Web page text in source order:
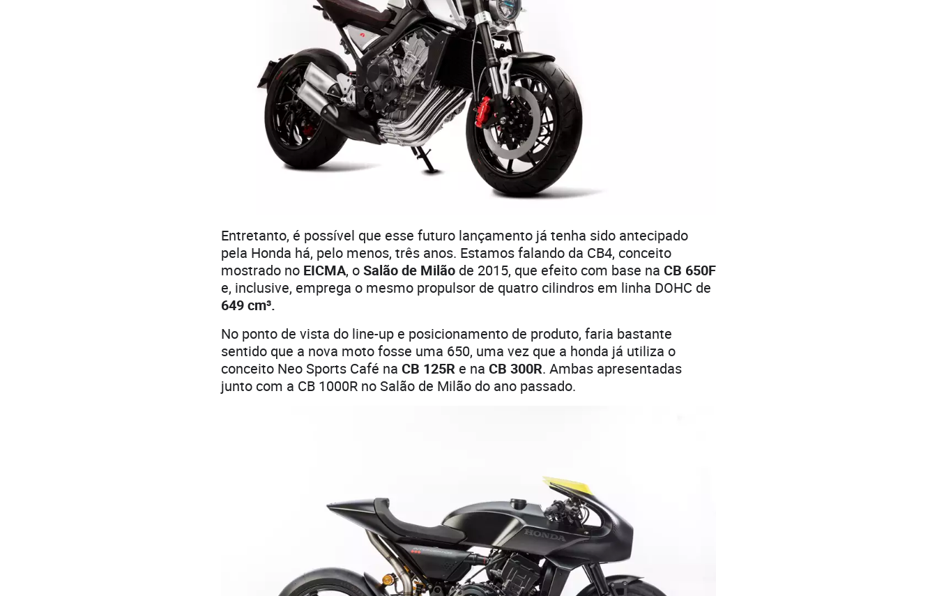
Entretanto, é possível que esse futuro lançamento já tenha sido antecipado
pela Honda há, pelo menos, três anos. Estamos falando da CB4, conceito
mostrado no EICMA, oSalão de Milão de 2015, que efeito com base na CB 650F
e, inclusive, emprega o mesmo propulsor de quatro cilindros em linha DOHC de
649 cm³.
No ponto de vista do line-up e posicionamento de produto, faria bastante
sentido que a nova moto fosse uma 650, uma vez que a honda já utiliza o
conceito Neo Sports Café na CB 125R e na CB 300R. Ambas apresentadas
junto com a CB 1000R no Salão de Milão do ano passado.